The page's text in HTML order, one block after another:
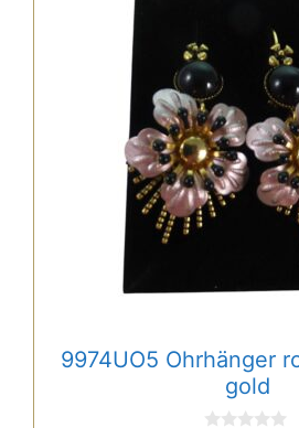
9974UO5 Ohrhänger
gold